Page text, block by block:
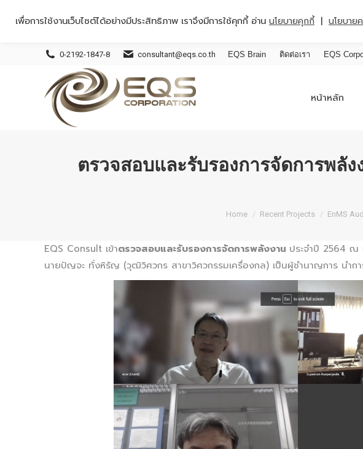
0-2192-1847-8 consultant@eqs.co.th EQS Brain ติดต่อเรา EQS
หน้าหลัก
ตรวจสอบและรับรองการจัดการพลัง
You are here:
Home Recent Projects EnMS
EQS Consult เข้าตรวจสอบและรับรองการจัดการพลังงาน ประจำปี 2564 ณ
นายปัญจะ ทั่งหิรัญ (วุฒิวิศวกร สาขาวิศวกรรมเครื่องกล) เป็นผู้ชำนาญการ นำก
เพื่อการใช้งานเว็บไซต์ได้อย่างมีประสิทธิภาพ เราจึงมีการใช้คุกกี้ อ่าน นโยบายคุกกี้ | นโยบาย